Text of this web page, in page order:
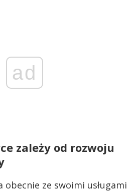
ad
zależy od rozwoju
obecnie ze swoimi usługami